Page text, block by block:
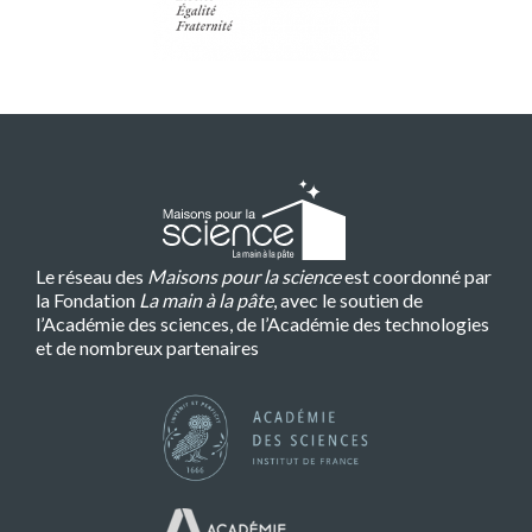
Le réseau des Maisons pour la scienceest coordonné par
la Fondation La main à la pâte, avec le soutien de
l’Académie des sciences, de l’Académie des technologies
et de nombreux partenaires